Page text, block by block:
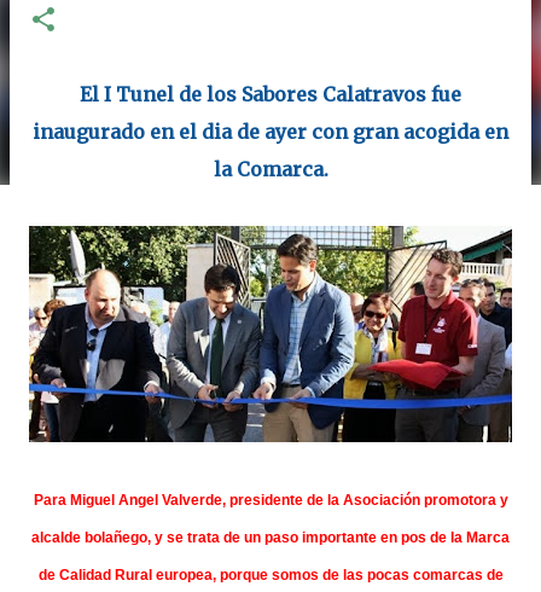
El I Tunel de los Sabores Calatravos fue
inaugurado en el dia de ayer con gran acogida en
la Comarca.
Para Miguel Angel Valverde, presidente de la Asociación promotora y
alcalde bolañego, y se trata de un paso importante en pos de la Marca
de Calidad Rural europea, porque somos de las pocas comarcas de